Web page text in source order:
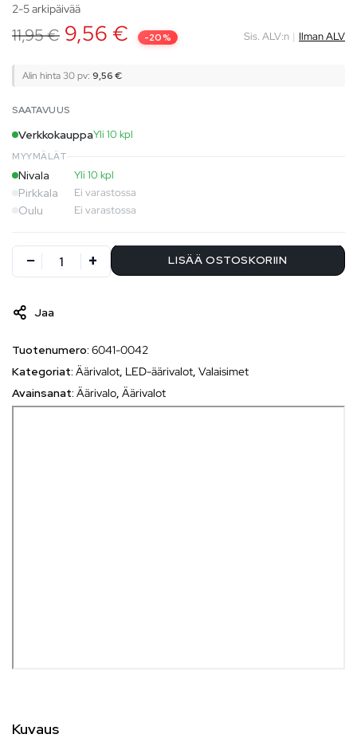
2-5 arkipäivää
11,95€ 9,56 € -20% Sis. ALV:n | Ilman ALV
Alin hinta 30 pv: 9,56€
SAATAVUUS
VerkkokauppaYli 10 kpl
MYYMÄLÄT
Nivala Yli 10 kpl
Pirkkala Ei varastossa
Oulu Ei varastossa
LISÄÄ OSTOSKORIIN
Jaa
Tuotenumero: 6041-0042
Kategoriat: Äärivalot, LED-äärivalot, Valaisimet
Avainsanat: Äärivalo, Äärivalot
Kuvaus